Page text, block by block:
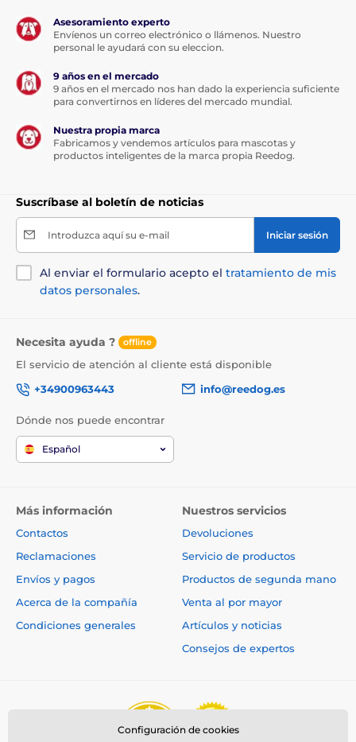
Asesoramiento experto
Envíenos un correo electrónico o llámenos. Nuestro
personal le ayudará con su eleccion.
9 años en el mercado
9 años en el mercado nos han dado la experiencia suficiente
para convertirnos en líderes del mercado mundial.
Nuestra propia marca
Fabricamos y vendemos artículos para mascotas y
productos inteligentes de la marca propia Reedog.
Suscríbase al boletín de noticias
Introduzca aquí su e-mail Iniciar sesión
Al enviar el formulario acepto el tratamiento de mis
datos personales.
Necesita ayuda ? offline
El servicio de atención al cliente está disponible
+34900963443
info@reedog.es
Dónde nos puede encontrar
Español
Más información
Contactos
Reclamaciones
Envíos y pagos
Acerca de la compañía
Condiciones generales
Nuestros servicios
Devoluciones
Servicio de productos
Productos de segunda mano
Venta al por mayor
Artículos y noticias
Consejos de expertos
Configuración de cookies